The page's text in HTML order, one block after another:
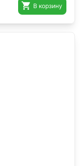
 В корзину